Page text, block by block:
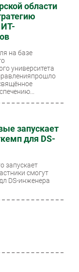
области
ИТ-
на базе
университета
запускает
для DS-
запускает
смогут
DS-инженера